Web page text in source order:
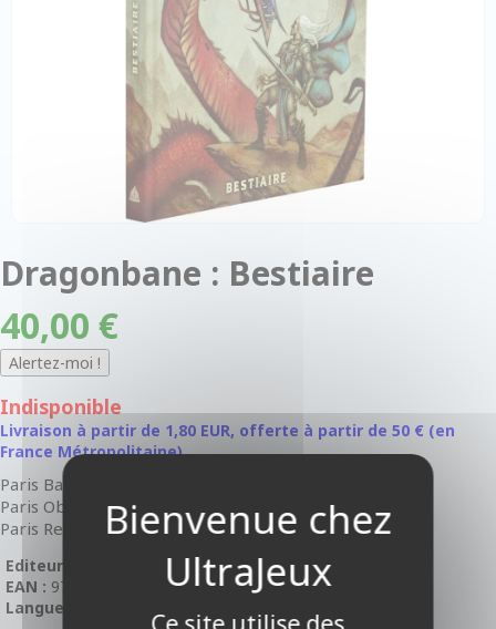
Dragonbane : Bestiaire
40,00 €
Indisponible
Livraison à partir de 1,80 EUR, offerte à partir de 50 € (en
France Métropolitaine)
Paris Bastille :
Paris Oberkampf :
Paris Rennes-Raspail :
Indisponible
Editeur :
Arkhane Asylum Publishing
EAN : 9782372553162
Langue :